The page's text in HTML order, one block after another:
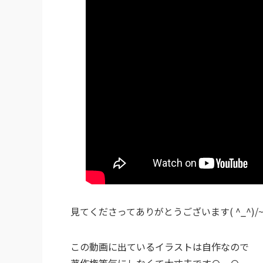
見てくださってありがとうございます(
この動画に出ているイラストは自作なので